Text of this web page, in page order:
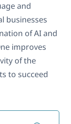
and
businesses
of AI and
improves
of the
to succeed